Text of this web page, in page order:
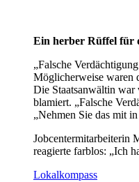
Ein herber Rüffel für
„Falsche
Möglicherweise waren
Die Staatsanwältin war
blamiert. „Falsche
„Nehmen Sie das mit
Jobcentermitarbeiterin
reagierte farblos: „Ich
Lokalkompass